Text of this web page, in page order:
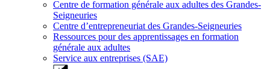
Centre de formation générale aux adultes des Grandes-
Seigneuries
Centre d’entrepreneuriat des Grandes-Seigneuries
Ressources pour des apprentissages en formation
générale aux adultes
Service aux entreprises (SAE)